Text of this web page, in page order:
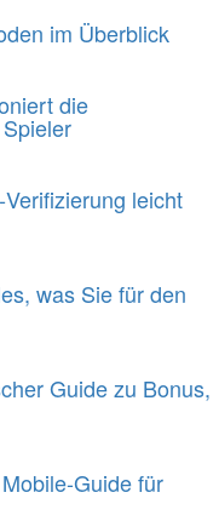
im Überblick
die
leicht
was Sie für den
Guide zu Bonus,
Guide für